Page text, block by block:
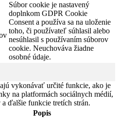
Súbor cookie je nastavený
doplnkom GDPR Cookie
Consent a používa sa na uloženie
toho, či používateľ súhlasil alebo
nesúhlasil s používaním súborov
cookie. Neuchováva žiadne
osobné údaje.
vykonávať určité funkcie, ako je
na platformách sociálnych médií,
ďalšie funkcie tretích strán.
Popis